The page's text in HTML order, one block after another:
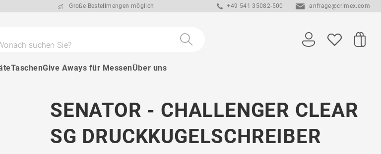
Große Bestellmengen möglich +49 541 35082-500 anfrage@crimex.com
suchen Sie?
TaschenGive Aways für MessenÜber uns
SENATOR - CHALLENGER CLEAR
SG DRUCKKUGELSCHREIBER